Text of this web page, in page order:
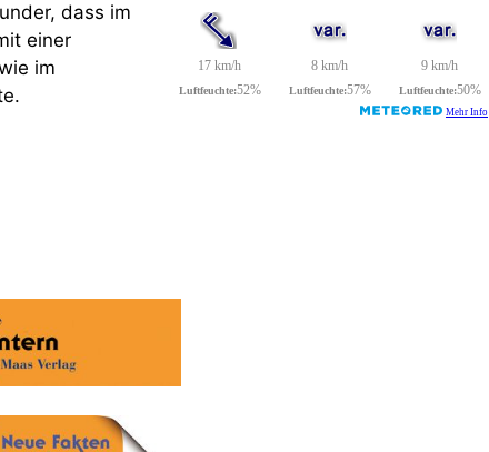
dass im
einer
im